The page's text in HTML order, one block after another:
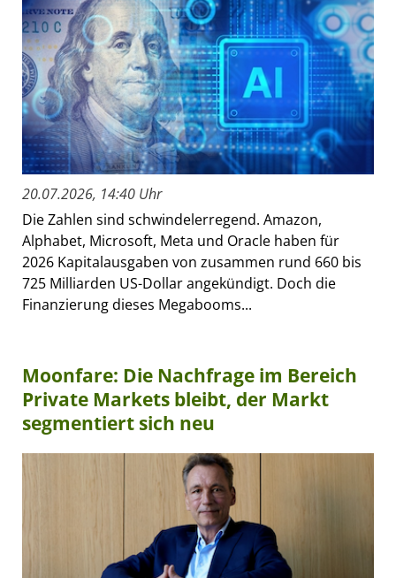
20.07.2026, 14:40 Uhr
Die Zahlen sind schwindelerregend. Amazon,
Alphabet, Microsoft, Meta und Oracle haben für
2026 Kapitalausgaben von zusammen rund 660 bis
725 Milliarden US-Dollar angekündigt. Doch die
Finanzierung dieses Megabooms...
Moonfare: Die Nachfrage im Bereich
Private Markets bleibt, der Markt
segmentiert sich neu